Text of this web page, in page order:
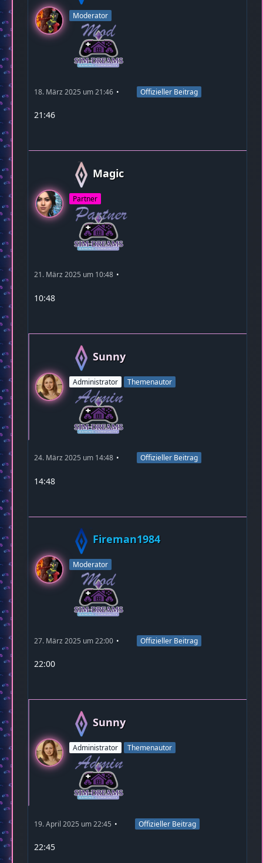
Moderator
18. März 2025 um 21:46 Offizieller Beitrag
21:46
Magic
Partner
21. März 2025 um 10:48
10:48
Sunny
Administrator Themenautor
24. März 2025 um 14:48 Offizieller Beitrag
14:48
Fireman1984
Moderator
27. März 2025 um 22:00 Offizieller Beitrag
22:00
Sunny
Administrator Themenautor
19. April 2025 um 22:45 Offizieller Beitrag
22:45